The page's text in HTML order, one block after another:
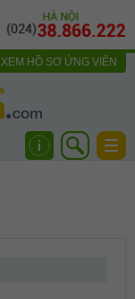
XEM HỒ SƠ ỨNG VIÊN